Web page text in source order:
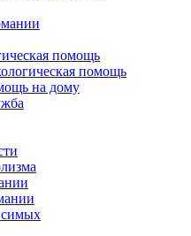
помощь
помощь
на дому